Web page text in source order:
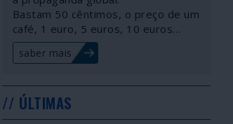
Bastam 50 cêntimos, o preço de um
café, 1 euro, 5 euros, 10 euros…
saber mais
// ÚLTIMAS